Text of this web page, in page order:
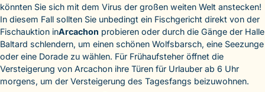
könnten Sie sich mit dem Virus der großen weiten Welt anstecken!
In diesem Fall sollten Sie unbedingt ein Fischgericht direkt von der
Fischauktion inArcachon probieren oder durch die Gänge der Halle
Baltard schlendern, um einen schönen Wolfsbarsch, eine Seezunge
oder eine Dorade zu wählen. Für Frühaufsteher öffnet die
Versteigerung von Arcachon ihre Türen für Urlauber ab 6 Uhr
morgens, um der Versteigerung des Tagesfangs beizuwohnen.